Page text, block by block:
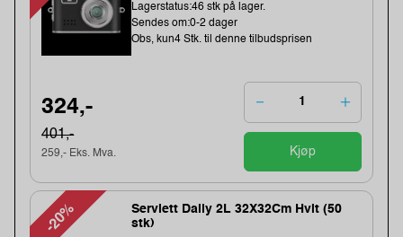
Lagerstatus:46 stk på lager.
Sendes om:0-2 dager
Obs, kun4 Stk. til denne tilbudsprisen
324,-
401,-
259,- Eks. Mva. Kjøp
-20%
Serviett Daily 2L 32X32Cm Hvit (50
stk)